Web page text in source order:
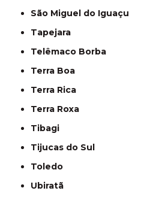
São Miguel do Iguaçu
Tapejara
Telêmaco Borba
Terra Boa
Terra Rica
Terra Roxa
Tibagi
Tijucas do Sul
Toledo
Ubiratã